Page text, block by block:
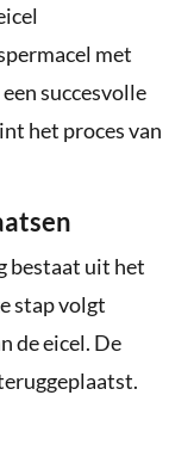
met
succesvolle
het proces van
bestaat uit het
stap volgt
de eicel. De